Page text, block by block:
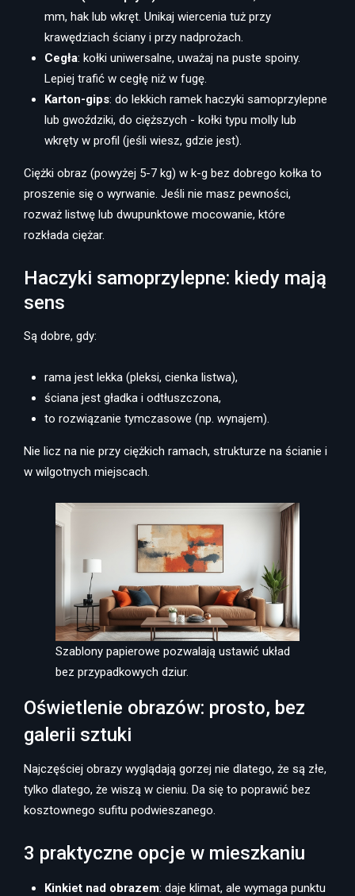
mm, hak lub wkręt. Unikaj wiercenia tuż przy
krawędziach ściany i przy nadprożach.
Cegła: kołki uniwersalne, uważaj na puste spoiny.
Lepiej trafić w cegłę niż w fugę.
Karton-gips: do lekkich ramek haczyki samoprzylepne
lub gwoździki, do cięższych - kołki typu molly lub
wkręty w profil (jeśli wiesz, gdzie jest).
Ciężki obraz (powyżej 5-7 kg) w k-g bez dobrego kołka to
proszenie się o wyrwanie. Jeśli nie masz pewności,
rozważ listwę lub dwupunktowe mocowanie, które
rozkłada ciężar.
Haczyki samoprzylepne: kiedy mają
sens
Są dobre, gdy:
rama jest lekka (pleksi, cienka listwa),
ściana jest gładka i odtłuszczona,
to rozwiązanie tymczasowe (np. wynajem).
Nie licz na nie przy ciężkich ramach, strukturze na ścianie i
w wilgotnych miejscach.
Szablony papierowe pozwalają ustawić układ
bez przypadkowych dziur.
Oświetlenie obrazów: prosto, bez
galerii sztuki
Najczęściej obrazy wyglądają gorzej nie dlatego, że są złe,
tylko dlatego, że wiszą w cieniu. Da się to poprawić bez
kosztownego sufitu podwieszanego.
3 praktyczne opcje w mieszkaniu
Kinkiet nad obrazem: daje klimat, ale wymaga punktu